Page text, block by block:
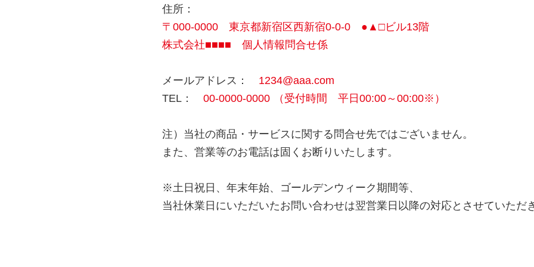
住所：
〒000-0000 東京都新宿区西新宿0-0-0 ●▲□ビル13階
株式会社■■■■ 個人情報問合せ係
メールアドレス： 1234@aaa.com
TEL： 00-0000-0000 （受付時間 平日00:00～00:00※）
注）当社の商品・サービスに関する問合せ先ではございません。
また、営業等のお電話は固くお断りいたします。
※土日祝日、年末年始、ゴールデンウィーク期間等、
当社休業日にいただいたお問い合わせは翌営業日以降の対応とさせていただ